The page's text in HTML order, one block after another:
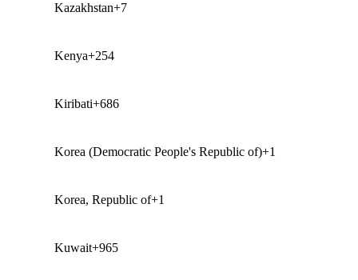
Kazakhstan+7
Kenya+254
Kiribati+686
Korea (Democratic People's Republic of)+1
Korea, Republic of+1
Kuwait+965